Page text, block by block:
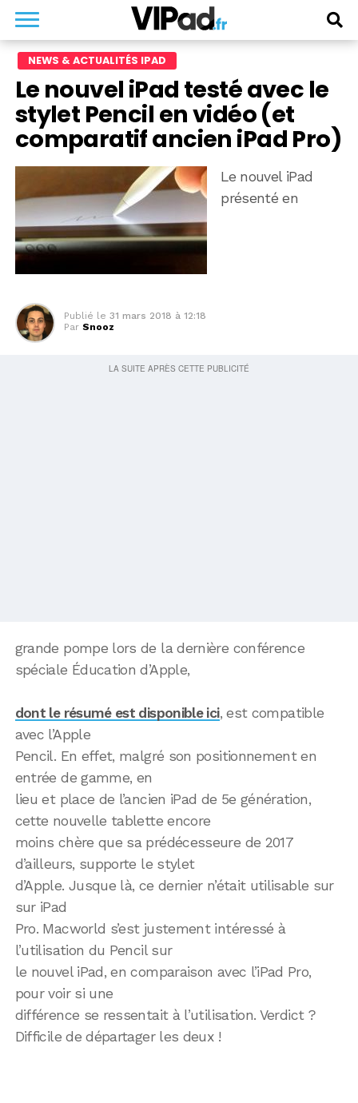
NEWS & ACTUALITÉS IPAD
Le nouvel iPad testé avec le
stylet Pencil en vidéo (et
comparatif ancien iPad Pro)
Le nouvel iPad
présenté en
Publié le 31 mars 2018 à 12:18
Par Snooz
grande pompe lors de la dernière conférence
spéciale Éducation d’Apple,
dont le résumé est disponible ici, est compatible
avec l’Apple
Pencil. En effet, malgré son positionnement en
entrée de gamme, en
lieu et place de l’ancien iPad de 5e génération,
cette nouvelle tablette encore
moins chère que sa prédécesseure de 2017
d’ailleurs, supporte le stylet
d’Apple. Jusque là, ce dernier n’était utilisable sur
sur iPad
Pro. Macworld s’est justement intéressé à
l’utilisation du Pencil sur
le nouvel iPad, en comparaison avec l’iPad Pro,
pour voir si une
différence se ressentait à l’utilisation. Verdict ?
Difficile de départager les deux !